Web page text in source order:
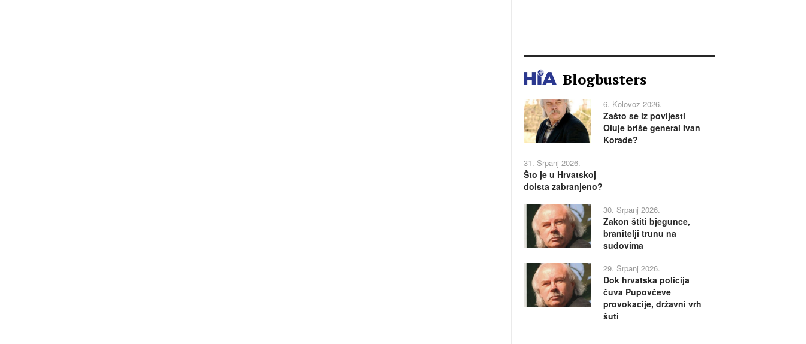
Blogbusters
6. Kolovoz 2026.
Zašto se iz povijesti
Oluje briše general Ivan
Korade?
31. Srpanj 2026.
Što je u Hrvatskoj
doista zabranjeno?
30. Srpanj 2026.
Zakon štiti bjegunce,
branitelji trunu na
sudovima
29. Srpanj 2026.
Dok hrvatska policija
čuva Pupovčeve
provokacije, državni vrh
šuti